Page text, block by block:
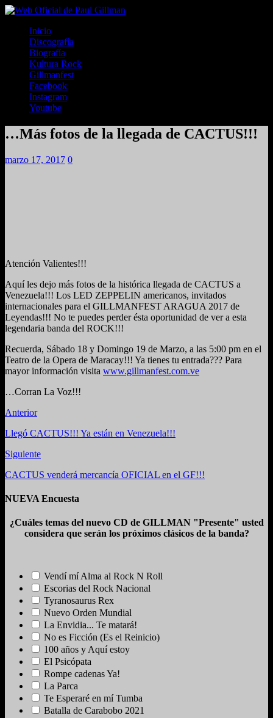
Inicio
Discografía
Biografía
Kultura Rock
Gillmanfest
Facebook
Instagram
Youtube
…Más fotos de la llegada de CACTUS!!!
marzo 17, 2017 0
Atención Valientes!!!
Aquí les dejo más fotos de la histórica llegada de CACTUS a
Venezuela!!! Los LED ZEPPELIN americanos, invitados
internacionales para el GILLMANFEST ARAGUA 2017 de
Leyendas!!! No te puedes perder ésta oportunidad de ver a esta
legendaria banda del ROCK!!!
Recuerda, Sábado 18 y Domingo 19 de Marzo, a las 5:00 pm en el
Teatro de la Opera de Maracay!!! Ya tienes tu entrada??? Para
mayor información visita www.gillmanfest.com.ve
…Corran La Voz!!!
Anterior
Llegó CACTUS!!! Ya están en Venezuela!!!
Siguiente
CACTUS venderá mercancía OFICIAL en el GF!!!
NUEVA Encuesta
¿Cuáles temas del nuevo CD de GILLMAN "Presente" usted
considera que serán los próximos clásicos de la banda?
Vendí mí Alma al Rock N Roll
Escorias del Rock Nacional
Tyranosaurus Rex
Nuevo Orden Mundial
La Envidia... Te matará!
No es Ficción (Es el Reinicio)
100 años y Aquí estoy
El Psicópata
Rompe cadenas Ya!
La Parca
Te Esperaré en mí Tumba
Batalla de Carabobo 2021